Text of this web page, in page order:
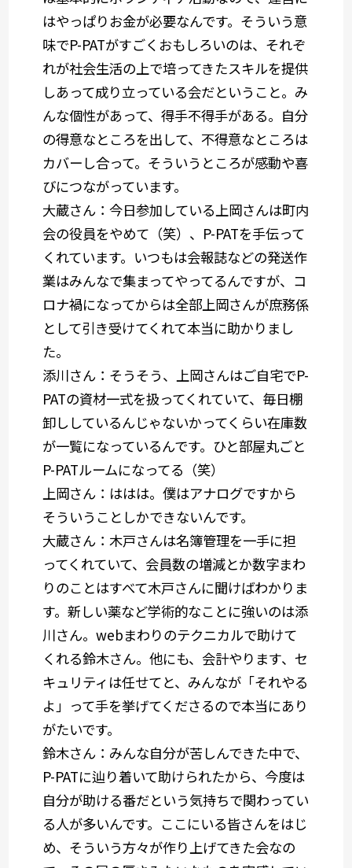
はやっぱりお金が必要なんです。そういう意
味でP-PATがすごくおもしろいのは、 それぞ
れが社会生活の上で培ってきたスキルを提供
しあって成り立っている会だということ。 み
んな個性があって、得手不得手がある。自分
の得意なところを出して、不得意なところは
カバーし合って。そういうところが感動や喜
びにつながっています。
大蔵さん：今日参加している上岡さんは町内
会の役員をやめて（笑）、P-PATを手伝って
くれています。いつもは会報誌などの発送作
業はみんなで集まってやってるんですが、コ
ロナ禍になってからは全部上岡さんが庶務係
として引き受けてくれて本当に助かりまし
た。
添川さん： そうそう、上岡さんはご自宅でP-
PATの資材一式を扱ってくれていて、毎日棚
卸ししているんじゃないかってくらい在庫数
が一覧になっているんです。ひと部屋丸ごと
P-PATルームになってる（笑）
上岡さん： ははは。僕はアナログですから
そういうことしかできないんです。
大蔵さん：木戸さんは名簿管理を一手に担
ってくれていて、会員数の増減とか数字まわ
りのことはすべて木戸さんに聞けばわかりま
す。新しい薬など学術的なことに強いのは添
川さん。webまわりのテクニカルで助けて
くれる鈴木さん。他にも、会計やります、セ
キュリティは任せてと、みんなが「それやる
よ」って手を挙げてくださるので本当にあり
がたいです。
鈴木さん： みんな自分が苦しんできた中で、
P-PATに辿り着いて助けられたから、今度は
自分が助ける番だという気持ちで関わってい
る人が多いんです。 ここにいる皆さんをはじ
め、そういう方々が作り上げてきた会なの